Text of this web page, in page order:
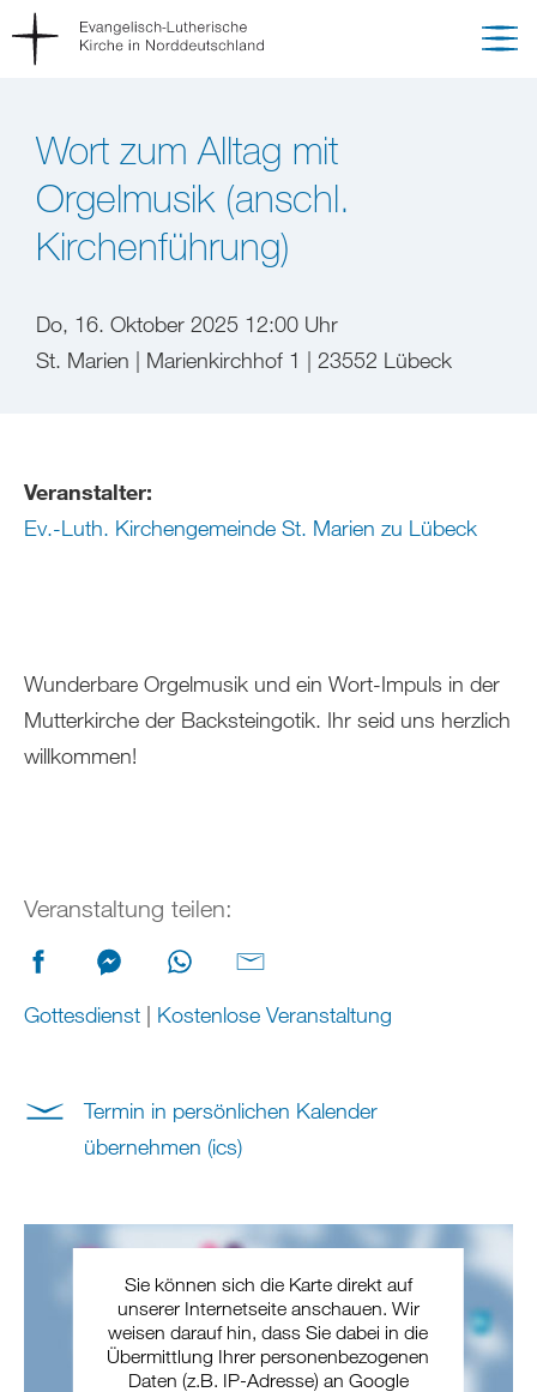
Wort zum Alltag mit
Orgelmusik (anschl.
Kirchenführung)
Do, 16. Oktober 2025 12:00 Uhr
St. Marien | Marienkirchhof 1 | 23552 Lübeck
Veranstalter:
Ev.-Luth. Kirchengemeinde St. Marien zu Lübeck
Wunderbare Orgelmusik und ein Wort-Impuls in der
Mutterkirche der Backsteingotik. Ihr seid uns herzlich
willkommen!
Veranstaltung teilen:
Gottesdienst | Kostenlose Veranstaltung
Termin in persönlichen Kalender
übernehmen (ics)
Sie können sich die Karte direkt auf
unserer Internetseite anschauen. Wir
weisen darauf hin, dass Sie dabei in die
Übermittlung Ihrer personenbezogenen
Daten (z.B. IP-Adresse) an Google